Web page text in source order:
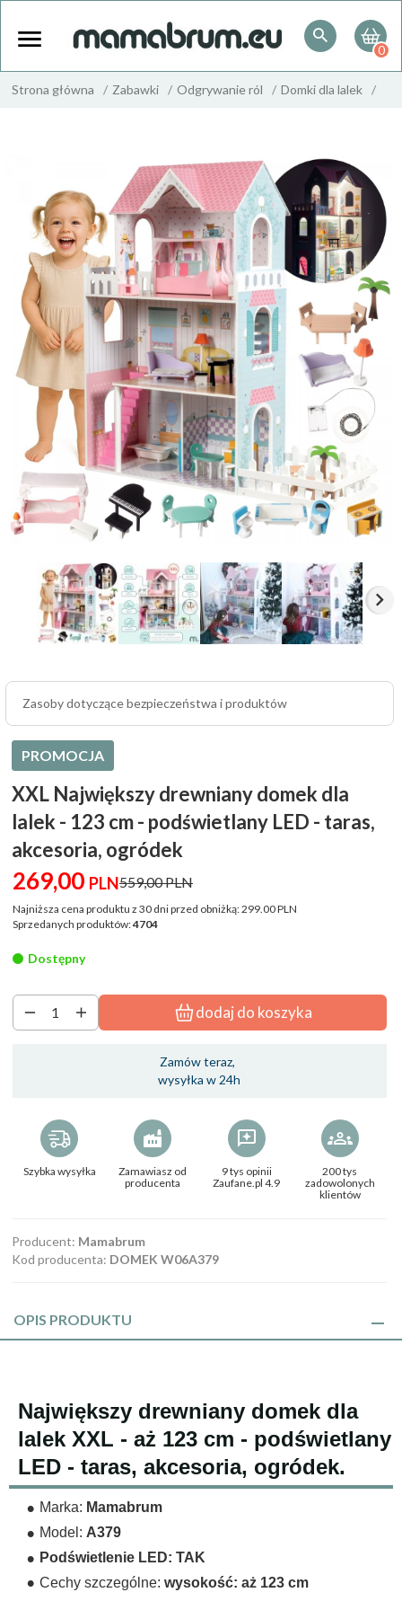
0
Strona główna Zabawki Odgrywanie ról Domki dla lalek
Zasoby dotyczące bezpieczeństwa i produktów
PROMOCJA
XXL Największy drewniany domek dla
lalek - 123 cm - podświetlany LED - taras,
akcesoria, ogródek
269,00 PLN559,00 PLN
Najniższa cena produktu z 30 dni przed obniżką:299.00 PLN
Sprzedanych produktów:4704
Dostępny
dodaj do koszyka
Zamów teraz,
wysyłka w 24h
Szybka wysyłka
Zamawiasz od
producenta
9 tys opinii
Zaufane.pl 4.9
200 tys
zadowolonych
klientów
Kod producenta: DOMEK W06A379
Producent: Mamabrum
OPIS PRODUKTU
Największy drewniany domek dla
lalek XXL - aż 123 cm - podświetlany
LED - taras, akcesoria, ogródek.
Marka: Mamabrum
Model: A379
Podświetlenie LED: TAK
Cechy szczególne:wysokość: aż 123 cm